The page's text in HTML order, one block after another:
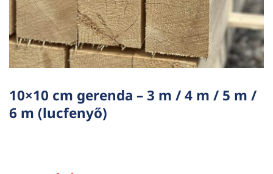
10×10 cm gerenda – 3 m / 4 m / 5 m /
6 m (lucfenyő)